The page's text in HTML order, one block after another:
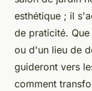
esthétique ; il
de praticité.
ou d'un lieu de
guideront vers
comment